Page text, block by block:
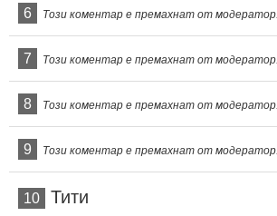
6 Този коментар е премахнат от модератор.
7 Този коментар е премахнат от модератор.
8 Този коментар е премахнат от модератор.
9 Този коментар е премахнат от модератор.
10 Тити